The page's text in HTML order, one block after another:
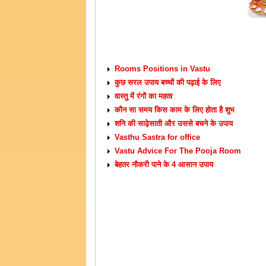
Rooms Positions in Vastu
कुछ सरल उपाय बच्चों की पढ़ाई के लिए
वास्तु में रंगों का महत्व
कौन सा समय किस काम के लिए होता है शुभ
शनि की साढ़ेसाती और उससे बचने के उपाय
Vasthu Sastra for office
Vastu Advice For The Pooja Room
बेहतर नौकरी पाने के 4 आसान उपाय